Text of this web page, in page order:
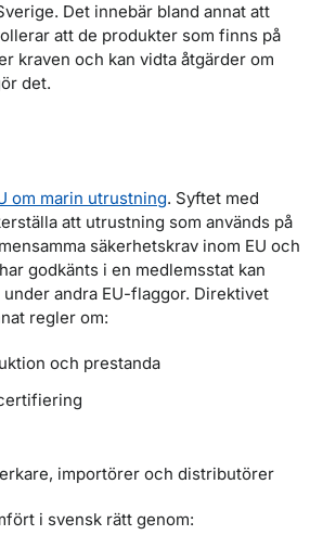
Det innebär bland annat att
att de produkter som finns på
kraven och kan vidta åtgärder om
det.
om marin utrustning. Syftet med
att utrustning som används på
säkerhetskrav inom EU och
godkänts i en medlemsstat kan
andra EU-flaggor. Direktivet
regler om:
och prestanda
importörer och distributörer
i svensk rätt genom: